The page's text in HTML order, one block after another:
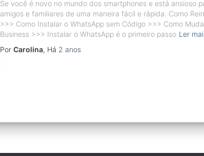
Se você é novo no mundo dos smartphones e está ansioso
amigos e familiares de uma maneira fácil e rápida. Como
>>> Como Instalar o WhatsApp sem Código >>> Como
Business >>> Instalar o WhatsApp é o primeiro passo Ler
Por Carolina, Há 2 anos